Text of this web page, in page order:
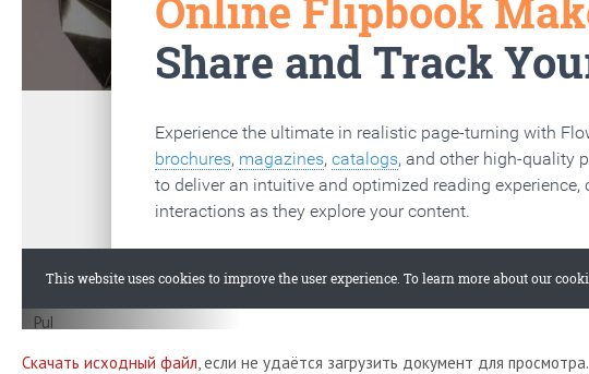
Скачать исходный файл, если не удаётся загрузить документ для просмотра.